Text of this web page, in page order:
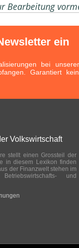
Bearbeitung
ein
bei
Garantiert
Volkswirtschaft
stellt einen Grossteil der
in diesem Lexikon finden
der Finanzwelt stehen im
und